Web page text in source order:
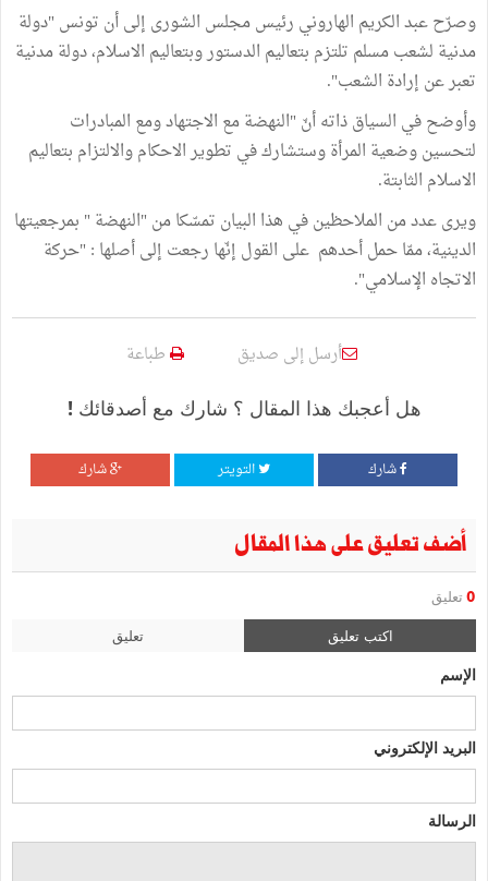
وصرّح عبد الكريم الهاروني رئيس مجلس الشورى إلى أن تونس "دولة
مدنية لشعب مسلم تلتزم بتعاليم الدستور وبتعاليم الاسلام، دولة مدنية
تعبر عن إرادة الشعب".
وأوضح في السياق ذاته أنّ "النهضة مع الاجتهاد ومع المبادرات
لتحسين وضعية المرأة وستشارك في تطوير الاحكام والالتزام بتعاليم
الاسلام الثابتة.
ويرى عدد من الملاحظين في هذا البيان تمسّكا من "النهضة " بمرجعيتها
الدينية، ممّا حمل أحدهم على القول إنّها رجعت إلى أصلها : "حركة
الاتجاه الإسلامي".
أرسل إلى صديق طباعة
هل أعجبك هذا المقال ؟ شارك مع أصدقائك !
شارك التويتر شارك
أضف تعليق على هذا المقال
0 تعليق
اكتب تعليق تعليق
الإسم
البريد الإلكتروني
الرسالة